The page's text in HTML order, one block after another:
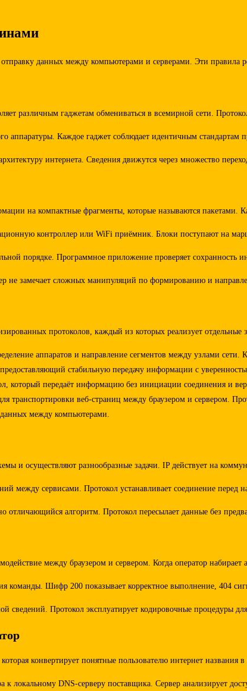
данных между компьютерами и серверами. Эти
различным гаджетам обмениваться в всемирной сети.
аппаратуры. Каждое гаджет соблюдает идентичным
интернета. Сведения движутся через множество
на компактные фрагменты, которые называются
контроллер или WiFi приёмник. Блоки поступают на
порядке. Программное приложение проверяет
не замечает сложных манипуляций по формированию и
протоколов, каждый из которых реализует отдельные
аппаратов и направление сегментов между узлами сети.
стабильную передачу информации с
передаёт информацию без инициации соединения и
веб-страниц между браузером и сервером.
между компьютерами.
и осуществляют разнообразные задачи. IP действует на
между сервисами. Протокол устанавливает соединение
алгоритм. Протокол пересылает данные без
между браузером и сервером. Когда оператор
команды. Шифр 200 показывает корректное выполнение, 404
сведений. Протокол эксплуатирует кодировочные
конвертирует понятные пользователю интернет
к локальному DNS-серверу поставщика. Сервер